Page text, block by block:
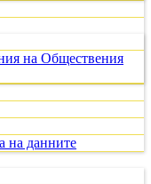
на Обществения
на данните